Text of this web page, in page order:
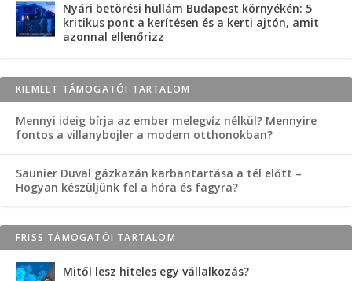
Nyári betörési hullám Budapest környékén: 5
kritikus pont a kerítésen és a kerti ajtón, amit
azonnal ellenőrizz
KIEMELT TÁMOGATÓI TARTALOM
Mennyi ideig bírja az ember melegvíz nélkül? Mennyire
fontos a villanybojler a modern otthonokban?
Saunier Duval gázkazán karbantartása a tél előtt –
Hogyan készüljünk fel a hóra és fagyra?
FRISS TÁMOGATÓI TARTALOM
Mitől lesz hiteles egy vállalkozás?